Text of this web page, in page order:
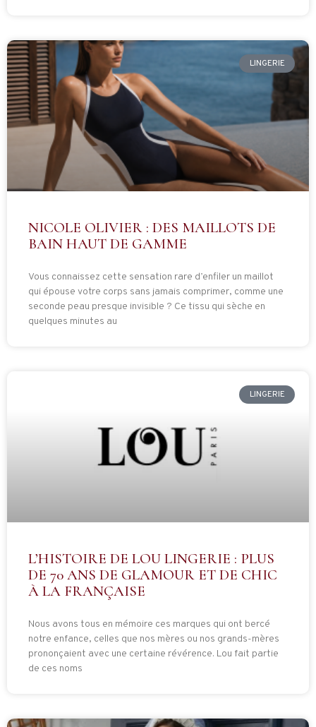
LINGERIE
NICOLE OLIVIER : DES MAILLOTS DE
BAIN HAUT DE GAMME
Vous connaissez cette sensation rare d’enfiler un maillot
qui épouse votre corps sans jamais comprimer, comme une
seconde peau presque invisible ? Ce tissu qui sèche en
quelques minutes au
LINGERIE
L’HISTOIRE DE LOU LINGERIE : PLUS
DE 70 ANS DE GLAMOUR ET DE CHIC
À LA FRANÇAISE
Nous avons tous en mémoire ces marques qui ont bercé
notre enfance, celles que nos mères ou nos grands-mères
prononçaient avec une certaine révérence. Lou fait partie
de ces noms